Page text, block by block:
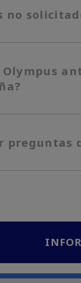
no